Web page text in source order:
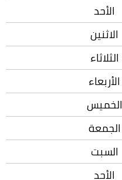
الأحد
الاثنين
الثلاثاء
الأربعاء
الخميس
الجمعة
السبت
الأحد